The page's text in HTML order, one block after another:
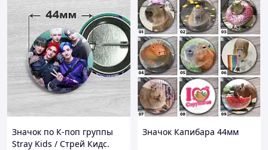
Значок по К-поп группы
Stray Kids / Стрей Кидс.
Значок Капибара 44мм